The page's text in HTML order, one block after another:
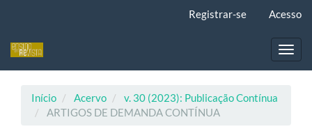
principal
Registrar-se Acesso
Início Acervo
v. 30 (2023): Publicação Contínua
ARTIGOS DE DEMANDA CONTÍNUA